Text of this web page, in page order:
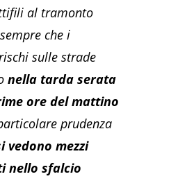
al tramonto
che i
sulle strade
nella tarda serata
ore del mattino
prudenza
vedono mezzi
nello sfalcio